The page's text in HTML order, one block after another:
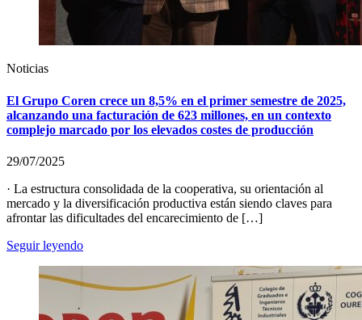
Noticias
El Grupo Coren crece un 8,5% en el primer semestre de 2025,
alcanzando una facturación de 623 millones, en un contexto
complejo marcado por los elevados costes de producción
29/07/2025
· La estructura consolidada de la cooperativa, su orientación al
mercado y la diversificación productiva están siendo claves para
afrontar las dificultades del encarecimiento de […]
Seguir leyendo